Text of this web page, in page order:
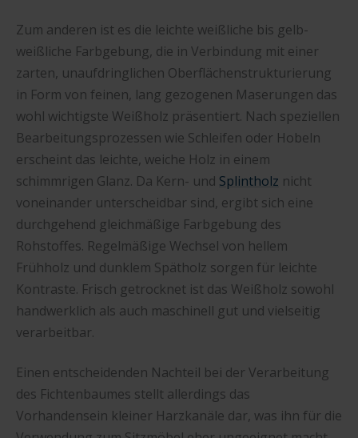
Zum anderen ist es die leichte weißliche bis gelb-
weißliche Farbgebung, die in Verbindung mit einer
zarten, unaufdringlichen Oberflächenstrukturierung
in Form von feinen, lang gezogenen Maserungen das
wohl wichtigste Weißholz präsentiert. Nach speziellen
Bearbeitungsprozessen wie Schleifen oder Hobeln
erscheint das leichte, weiche Holz in einem
schimmrigen Glanz. Da Kern- und Splintholz nicht
voneinander unterscheidbar sind, ergibt sich eine
durchgehend gleichmäßige Farbgebung des
Rohstoffes. Regelmäßige Wechsel von hellem
Frühholz und dunklem Spätholz sorgen für leichte
Kontraste. Frisch getrocknet ist das Weißholz sowohl
handwerklich als auch maschinell gut und vielseitig
verarbeitbar.
Einen entscheidenden Nachteil bei der Verarbeitung
des Fichtenbaumes stellt allerdings das
Vorhandensein kleiner Harzkanäle dar, was ihn für die